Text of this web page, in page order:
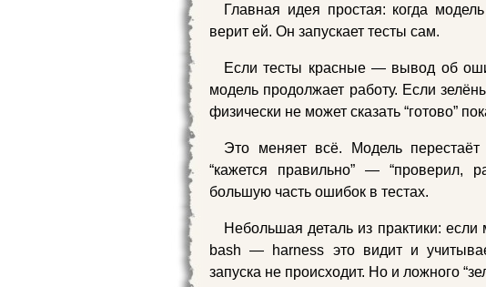
Главная идея простая: когда
верит ей. Он запускает тесты сам.
Если тесты красные — вывод об
модель продолжает работу. Если
физически не может сказать “готово”
Это меняет всё. Модель
“кажется правильно” — “проверил,
большую часть ошибок в тестах.
Небольшая деталь из практики: если
bash — harness это видит и
запуска не происходит. Но и ложного